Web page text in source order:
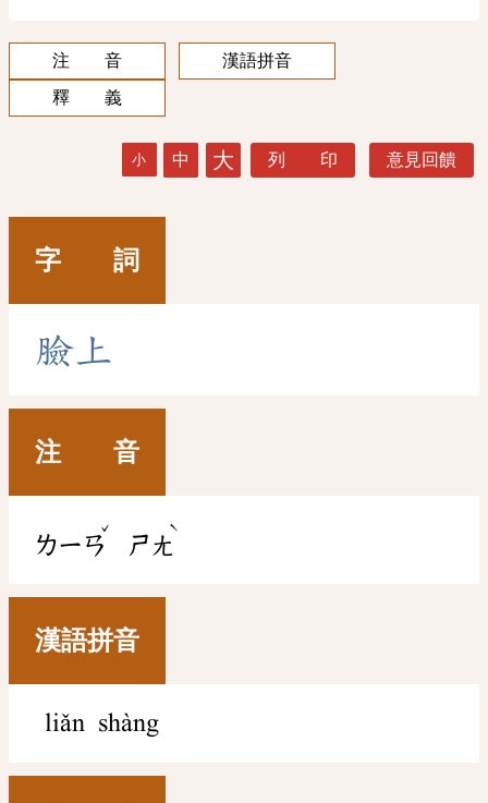
注 音
漢語拼音
釋 義
小 中 大 列 印 意見回饋
字 詞
臉 上
注 音
ㄌㄧㄢ
ˇ
ㄕㄤ
ˋ
漢語拼音
liǎn shàng